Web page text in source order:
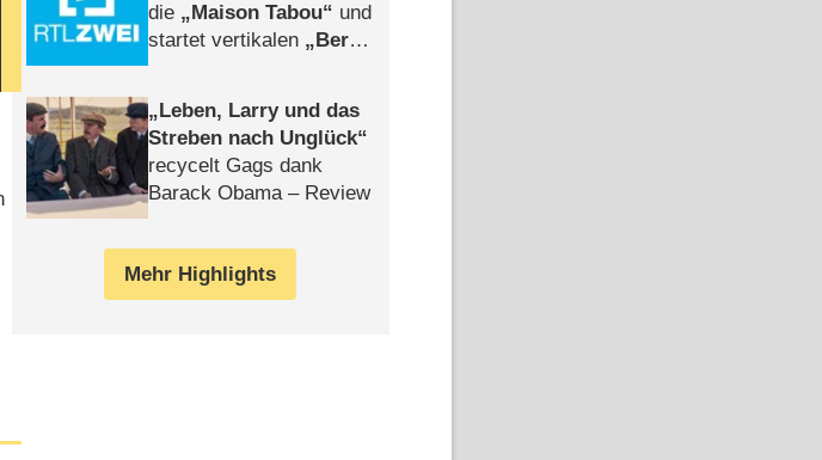
die
Maison Tabou
und
startet vertikalen
Berlin
Leben, Larry und das
Streben nach Unglück
recycelt Gags dank
Barack Obama – Review
Mehr Highlights